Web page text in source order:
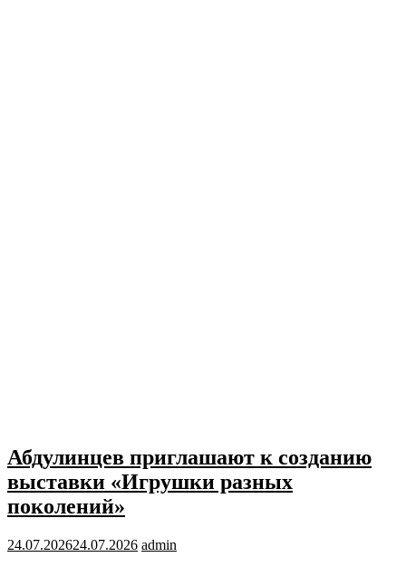
Абдулинцев приглашают к созданию
выставки «Игрушки разных
поколений»
24.07.202624.07.2026 admin